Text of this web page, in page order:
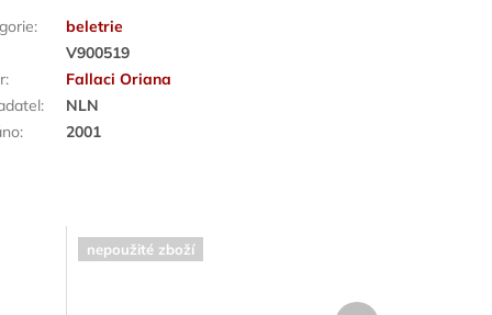
:
beletrie
V900519
:
Fallaci Oriana
:
NLN
: 2001
nepoužité zboží